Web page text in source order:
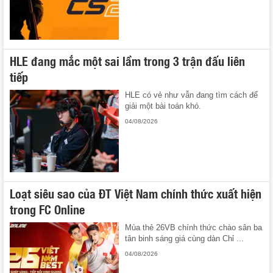
HLE đang mắc một sai lầm trong 3 trận đấu liên
tiếp
HLE có vẻ như vẫn đang tìm cách để
giải một bài toán khó.
04/08/2026
Loạt siêu sao của ĐT Việt Nam chính thức xuất hiện
trong FC Online
Mùa thẻ 26VB chính thức chào sân ba
tân binh sáng giá cùng dàn Chỉ ...
04/08/2026